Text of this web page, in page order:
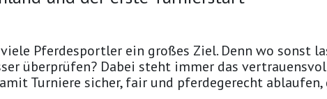
Pferdesportler ein großes Ziel. Denn wo sonst
überprüfen? Dabei steht immer das
Turniere sicher, fair und pferdegerecht